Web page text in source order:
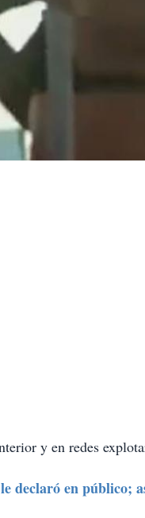
y en redes
declaró en público;